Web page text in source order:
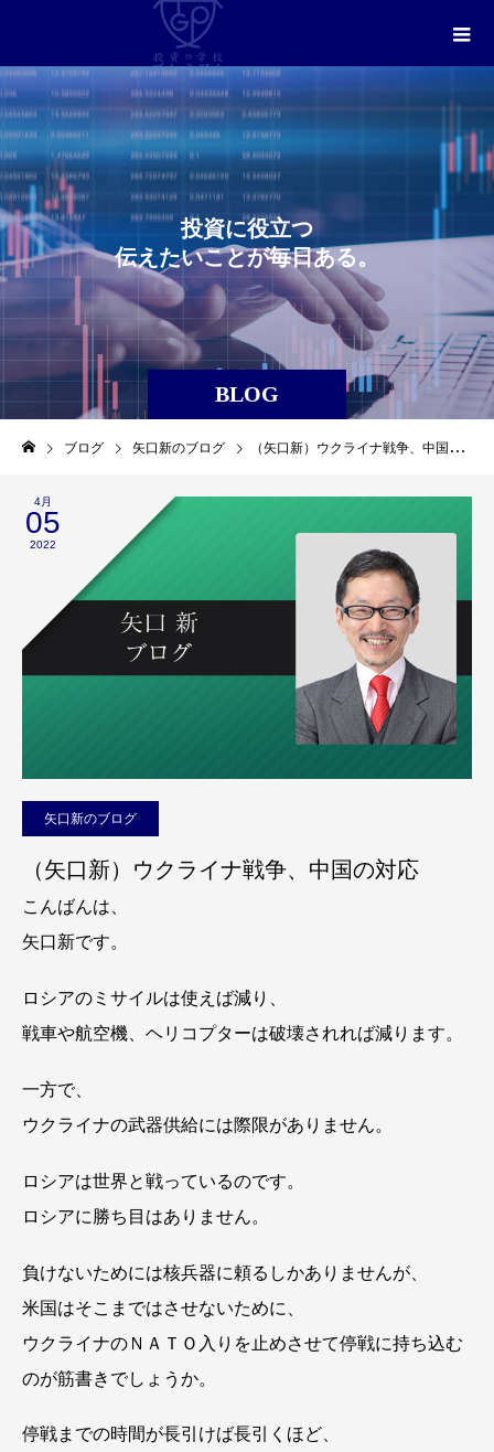
BLOG
投資に役立つ
伝え たいことが毎日ある。
ブログ 矢口新のブログ （矢口新）ウクライナ戦争、中国の対応
4月
05
2022
矢口新のブログ
（矢口新）ウクライナ戦争、中国の対応
こんばんは、
矢口新です。
ロシアのミサイルは使えば減り、
戦車や航空機、ヘリコプターは破壊されれば減ります。
一方で、
ウクライナの武器供給には際限がありません。
ロシアは世界と戦っているのです。
ロシアに勝ち目はありません。
負けないためには核兵器に頼るしかありませんが、
米国はそこまではさせないために、
ウクライナのＮＡＴＯ入りを止めさせて停戦に持ち込む
のが筋書きでしょうか。
停戦までの時間が長引けば長引くほど、